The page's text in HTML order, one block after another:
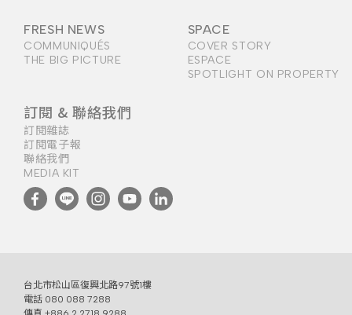
FRESH NEWS
COMMUNIQUÉS
THE BIG PICTURE
SPACE
COVER STORY
ESPACE
SPOTLIGHT ON PROPERTY
訂閱 & 聯絡我們
訂閱雜誌
訂閱電子報
聯絡我們
MEDIA KIT
台北市松山區復興北路97號1樓
電話 080 088 7288